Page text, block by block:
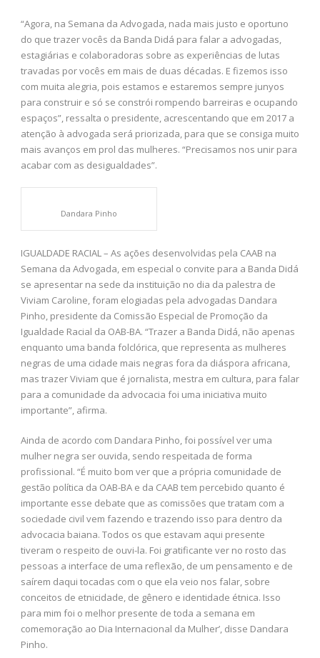
“Agora, na Semana da Advogada, nada mais justo e oportuno
do que trazer vocês da Banda Didá para falar a advogadas,
estagiárias e colaboradoras sobre as experiências de lutas
travadas por vocês em mais de duas décadas. E fizemos isso
com muita alegria, pois estamos e estaremos sempre junyos
para construir e só se constrói rompendo barreiras e ocupando
espaços”, ressalta o presidente, acrescentando que em 2017 a
atenção à advogada será priorizada, para que se consiga muito
mais avanços em prol das mulheres. “Precisamos nos unir para
acabar com as desigualdades”.
Dandara Pinho
IGUALDADE RACIAL – As ações desenvolvidas pela CAAB na
Semana da Advogada, em especial o convite para a Banda Didá
se apresentar na sede da instituição no dia da palestra de
Viviam Caroline, foram elogiadas pela advogadas Dandara
Pinho, presidente da Comissão Especial de Promoção da
Igualdade Racial da OAB-BA. “Trazer a Banda Didá, não apenas
enquanto uma banda folclórica, que representa as mulheres
negras de uma cidade mais negras fora da diáspora africana,
mas trazer Viviam que é jornalista, mestra em cultura, para falar
para a comunidade da advocacia foi uma iniciativa muito
importante”, afirma.
Ainda de acordo com Dandara Pinho, foi possível ver uma
mulher negra ser ouvida, sendo respeitada de forma
profissional. “É muito bom ver que a própria comunidade de
gestão política da OAB-BA e da CAAB tem percebido quanto é
importante esse debate que as comissões que tratam com a
sociedade civil vem fazendo e trazendo isso para dentro da
advocacia baiana. Todos os que estavam aqui presente
tiveram o respeito de ouvi-la. Foi gratificante ver no rosto das
pessoas a interface de uma reflexão, de um pensamento e de
saírem daqui tocadas com o que ela veio nos falar, sobre
conceitos de etnicidade, de gênero e identidade étnica. Isso
para mim foi o melhor presente de toda a semana em
comemoração ao Dia Internacional da Mulher’, disse Dandara
Pinho.